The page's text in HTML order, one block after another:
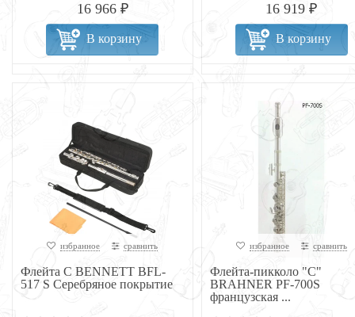
16 966 ₽
В корзину
16 919 ₽
В корзину
избранное сравнить
Флейта С BENNETT BFL-
517 S Серебряное покрытие
избранное сравнить
Флейта-пикколо "C"
BRAHNER PF-700S
французская ...